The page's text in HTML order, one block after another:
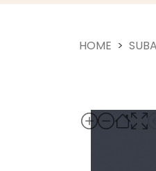
HOME